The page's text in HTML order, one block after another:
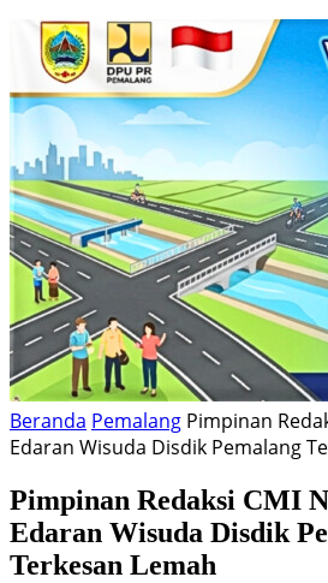
Beranda Pemalang Pimpinan
Edaran Wisuda Disdik Pemalang
Pimpinan Redaksi CMI
Edaran Wisuda Disdik
Terkesan Lemah